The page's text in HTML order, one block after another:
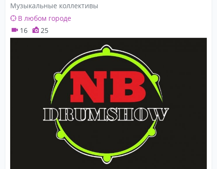
Музыкальные коллективы
В любом городе
16
25